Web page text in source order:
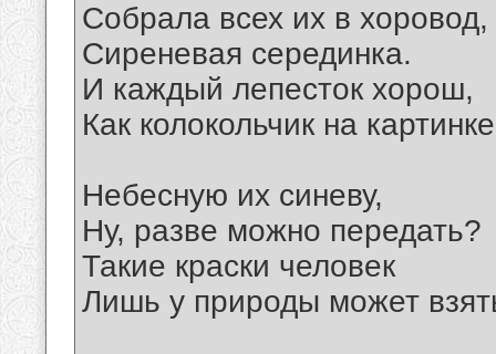
Собрала всех их в хоровод,
Сиреневая серединка.
И каждый лепесток хорош,
Как колокольчик на
Небесную их синеву,
Ну, разве можно передать?
Такие краски человек
Лишь у природы может